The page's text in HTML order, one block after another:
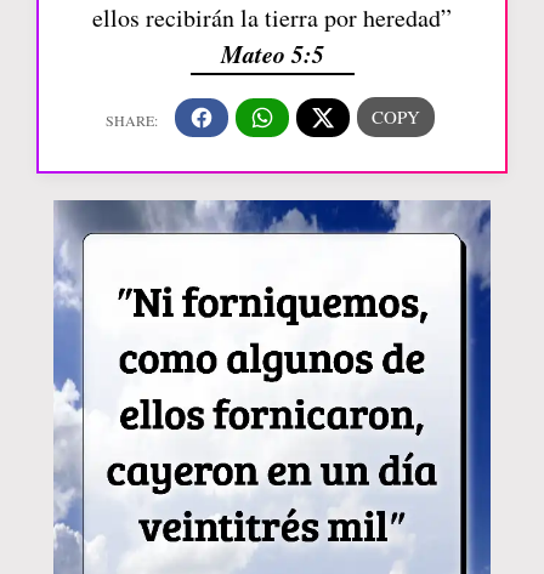
ellos recibirán la tierra por heredad”
Mateo 5:5